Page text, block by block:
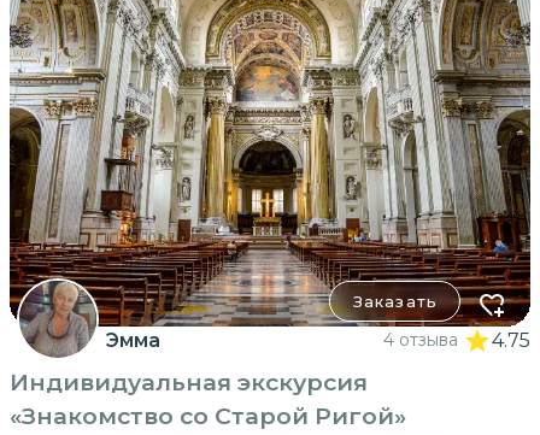
Заказать
Эмма 4 отзыва 4.75
Индивидуальная экскурсия
«Знакомство со Старой Ригой»